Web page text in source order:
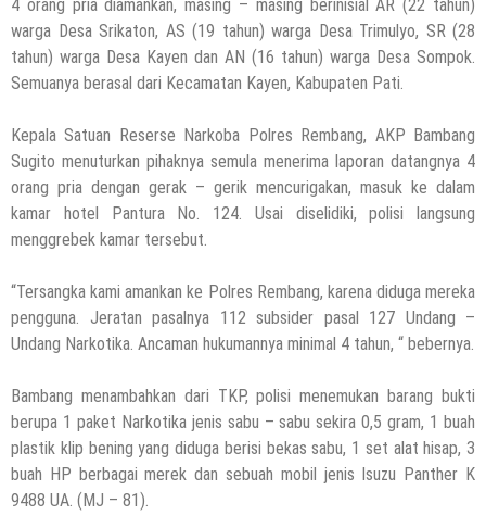
4 orang pria diamankan, masing – masing berinisial AR (22 tahun)
warga Desa Srikaton, AS (19 tahun) warga Desa Trimulyo, SR (28
tahun) warga Desa Kayen dan AN (16 tahun) warga Desa Sompok.
Semuanya berasal dari Kecamatan Kayen, Kabupaten Pati.
Kepala Satuan Reserse Narkoba Polres Rembang, AKP Bambang
Sugito menuturkan pihaknya semula menerima laporan datangnya 4
orang pria dengan gerak – gerik mencurigakan, masuk ke dalam
kamar hotel Pantura No. 124. Usai diselidiki, polisi langsung
menggrebek kamar tersebut.
“Tersangka kami amankan ke Polres Rembang, karena diduga mereka
pengguna. Jeratan pasalnya 112 subsider pasal 127 Undang –
Undang Narkotika. Ancaman hukumannya minimal 4 tahun, “ bebernya.
Bambang menambahkan dari TKP, polisi menemukan barang bukti
berupa 1 paket Narkotika jenis sabu – sabu sekira 0,5 gram, 1 buah
plastik klip bening yang diduga berisi bekas sabu, 1 set alat hisap, 3
buah HP berbagai merek dan sebuah mobil jenis Isuzu Panther K
9488 UA. (MJ – 81).